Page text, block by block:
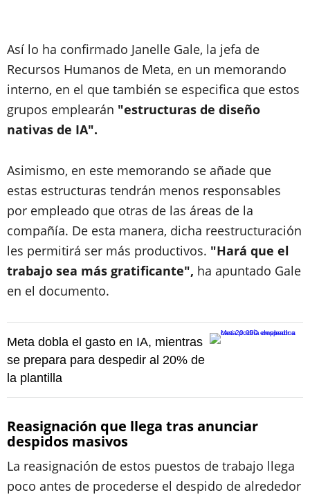
Así lo ha confirmado Janelle Gale, la jefa de
Recursos Humanos de Meta, en un memorando
interno, en el que también se especifica que estos
grupos emplearán "estructuras de diseño
nativas de IA".
Asimismo, en este memorando se añade que
estas estructuras tendrán menos responsables
por empleado que otras de las áreas de la
compañía. De esta manera, dicha reestructuración
les permitirá ser más productivos. "Hará que el
trabajo sea más gratificante", ha apuntado Gale
en el documento.
Meta dobla el gasto en IA, mientras
se prepara para despedir al 20% de
la plantilla
Reasignación que llega tras anunciar
despidos masivos
La reasignación de estos puestos de trabajo llega
poco antes de procederse el despido de alrededor